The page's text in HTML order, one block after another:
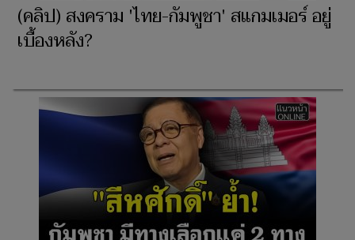
(คลิป) สงคราม 'ไทย-กัมพูชา' สแกมเมอร์ อยู่
เบื้องหลัง?